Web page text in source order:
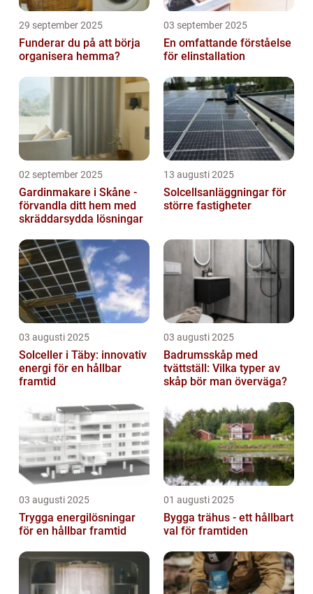
29 september 2025
Funderar du på att börja
organisera hemma?
03 september 2025
En omfattande förståelse
för elinstallation
02 september 2025
Gardinmakare i Skåne -
förvandla ditt hem med
skräddarsydda lösningar
13 augusti 2025
Solcellsanläggningar för
större fastigheter
03 augusti 2025
Solceller i Täby: innovativ
energi för en hållbar
framtid
03 augusti 2025
Badrumsskåp med
tvättställ: Vilka typer av
skåp bör man överväga?
03 augusti 2025
Trygga energilösningar
för en hållbar framtid
01 augusti 2025
Bygga trähus - ett hållbart
val för framtiden